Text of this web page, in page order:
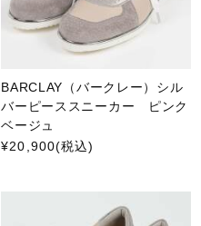
BARCLAY（バークレー）シル
バーピーススニーカー ピンク
ベージュ
¥20,900(税込)